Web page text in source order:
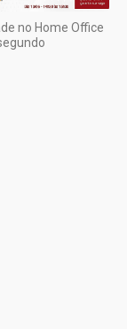
no Home Office